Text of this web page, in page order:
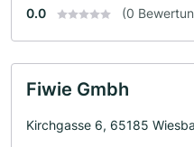
0.0 (0
Fiwie Gmbh
Kirchgasse 6, 65185